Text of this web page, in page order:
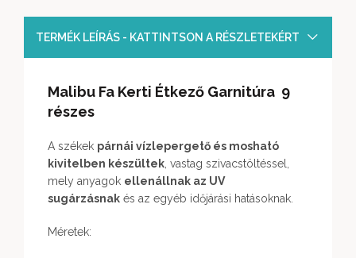
TERMÉK LEÍRÁS - KATTINTSON A RÉSZLETEKÉRT
Malibu Fa Kerti Étkező Garnitúra 9
részes
A székek párnái vízlepergető és mosható
kivitelben készültek , vastag szivacstöltéssel,
mely anyagok ellenállnak az UV
sugárzásnak és az egyéb időjárási hatásoknak.
Méretek: